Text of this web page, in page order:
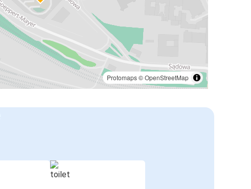
Protomaps©OpenStreetMap